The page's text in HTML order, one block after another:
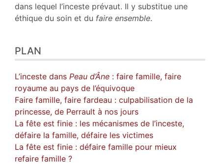
dans lequel l’inceste prévaut. Il y substitue une
éthique du soin et du faire ensemble.
PLAN
L’inceste dans Peau d’Âne : faire famille, faire
royaume au pays de l’équivoque
Faire famille, faire fardeau : culpabilisation de la
princesse, de Perrault à nos jours
La fête est finie : les mécanismes de l’inceste,
défaire la famille, défaire les victimes
La fête est finie : défaire famille pour mieux
refaire famille ?